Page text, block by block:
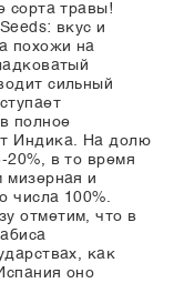
сорта травы!
вкус и
похожи на
сильный
полное
Индика. На долю
20%, в то время
мизерная и
числа 100%.
отметим, что в
как
оно